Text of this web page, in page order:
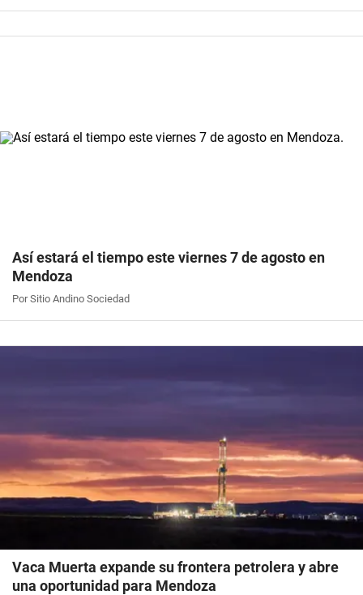
Así estará el tiempo este viernes 7 de agosto en
Mendoza
Por Sitio Andino Sociedad
Vaca Muerta expande su frontera petrolera y abre
una oportunidad para Mendoza